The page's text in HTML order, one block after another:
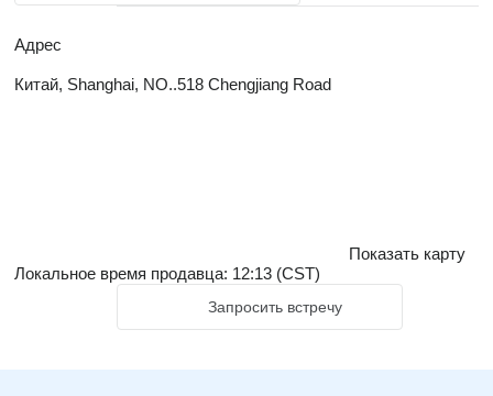
Адрес
Китай, Shanghai, NO..518 Chengjiang Road
Показать карту
Локальное время продавца: 12:13 (CST)
Запросить встречу